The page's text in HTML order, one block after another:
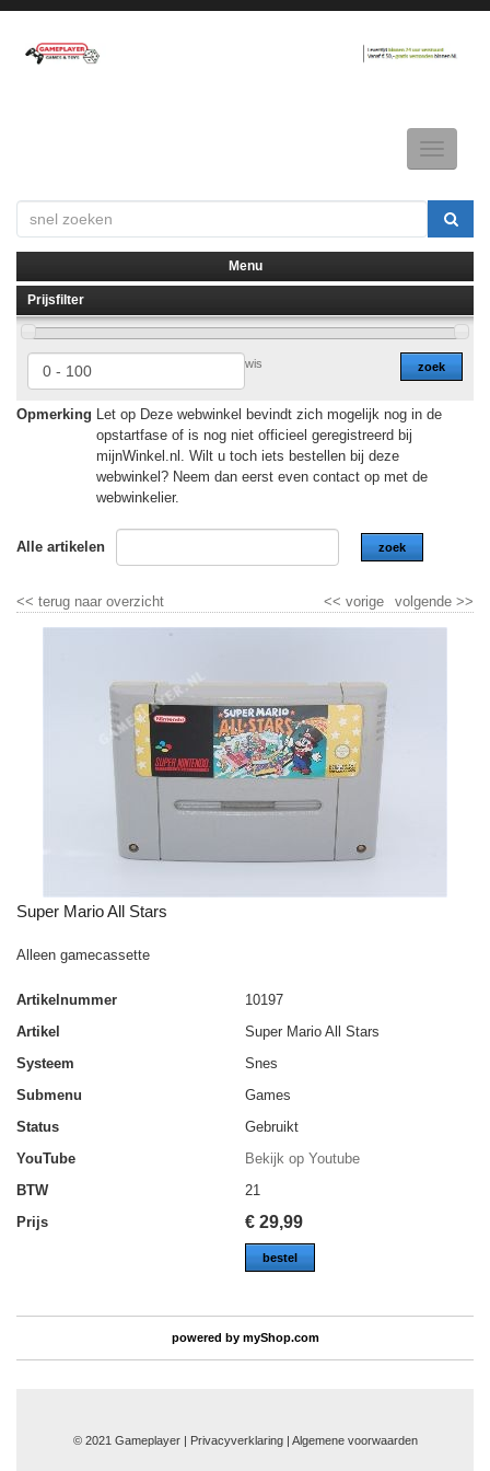
Toggle
▼
▼
Menu
Prijsfilter
zoek
wis
Opmerking Let op Deze webwinkel bevindt zich mogelijk nog in de
opstartfase of is nog niet officieel geregistreerd bij
mijnWinkel.nl. Wilt u toch iets bestellen bij deze
webwinkel? Neem dan eerst even contact op met de
webwinkelier.
Alle artikelen zoek
<< terug naar overzicht volgende >>
<< vorige
Super Mario All Stars
Alleen gamecassette
Artikelnummer
10197
Artikel
Super Mario All Stars
Systeem
Snes
Submenu
Games
Status
Gebruikt
YouTube
Bekijk op Youtube
BTW
21
Prijs
€ 29,99
bestel
powered by myShop.com
© 2021 Gameplayer | Privacyverklaring | Algemene voorwaarden